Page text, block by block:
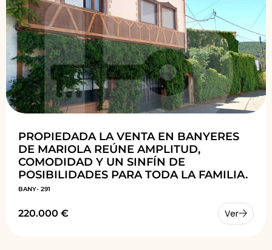
PROPIEDADA LA VENTA EN BANYERES
DE MARIOLA REÚNE AMPLITUD,
COMODIDAD Y UN SINFÍN DE
POSIBILIDADES PARA TODA LA FAMILIA.
BANY- 291
220.000 € Ver